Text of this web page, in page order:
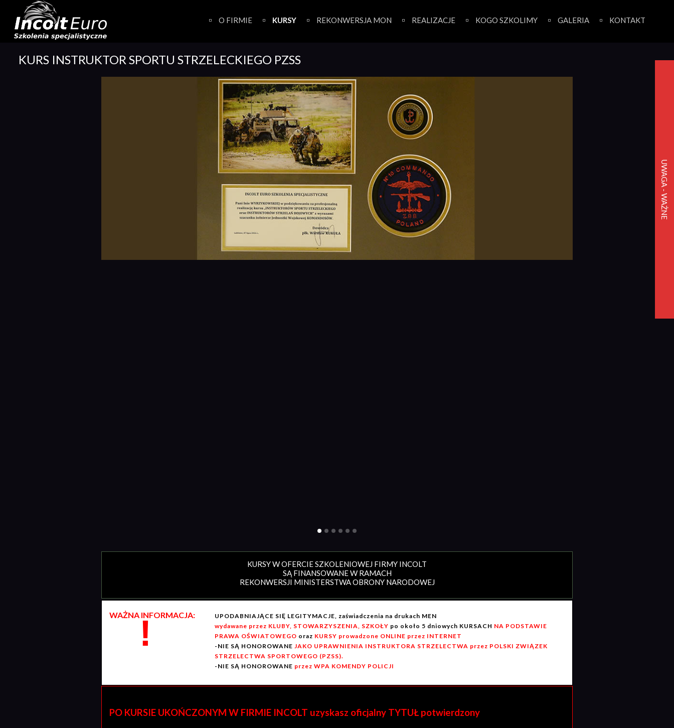
content
O FIRMIE KURSY REKONWERSJA MON REALIZACJE KOGO SZKOLIMY GALERIA KONTAKT
KURS INSTRUKTOR SPORTU STRZELECKIEGO PZSS
KURSY W OFERCIE SZKOLENIOWEJ FIRMY INCOLT
SĄ FINANSOWANE W RAMACH
REKONWERSJI MINISTERSTWA OBRONY NARODOWEJ
WAŻNA INFORMACJA:
!
UPODABNIAJĄCE SIĘ LEGITYMACJE, zaświadczenia na drukach MEN
wydawane przez KLUBY, STOWARZYSZENIA, SZKOŁY po około 5 dniowych KURSACH NA PODSTAWIE
PRAWA OŚWIATOWEGO oraz KURSY prowadzone ONLINE przez INTERNET
-NIE SĄ HONOROWANE JAKO UPRAWNIENIA INSTRUKTORA STRZELECTWA przez POLSKI ZWIĄZEK
STRZELECTWA SPORTOWEGO (PZSS).
-NIE SĄ HONOROWANE przez WPA KOMENDY POLICJI
PO KURSIE UKOŃCZONYM W FIRMIE INCOLT uzyskasz oficjalny TYTUŁ potwierdzony
UWAGA - WAŻNE